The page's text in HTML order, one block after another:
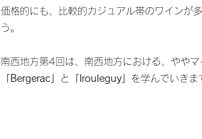
価格的にも、比較的カジュアル帯のワインが
う。
南西地方第4回は、南西地方における、やや
「Bergerac」
と 「Irouleguy」 を学んでいきま